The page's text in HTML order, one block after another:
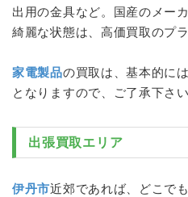
出用の金具など。国産のメー
綺麗な状態は、高価買取のプ
家電製品の買取は、基本的に
となりますので、ご了承下さい
出張買取エリア
伊丹市近郊であれば、どこで